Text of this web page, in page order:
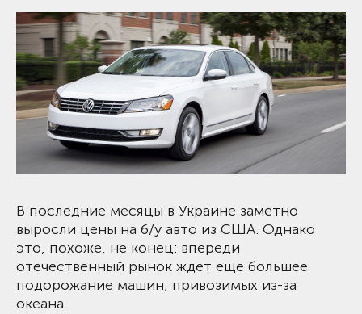
В последние месяцы в Украине заметно
выросли цены на б/у авто из США. Однако
это, похоже, не конец: впереди
отечественный рынок ждет еще большее
подорожание машин, привозимых из-за
океана.